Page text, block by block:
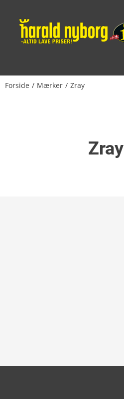
Forside Mærker Zray
Zray